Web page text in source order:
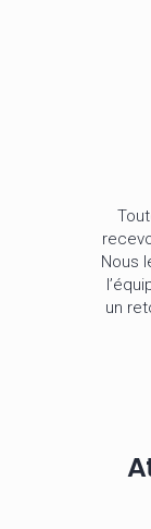
Nous
un